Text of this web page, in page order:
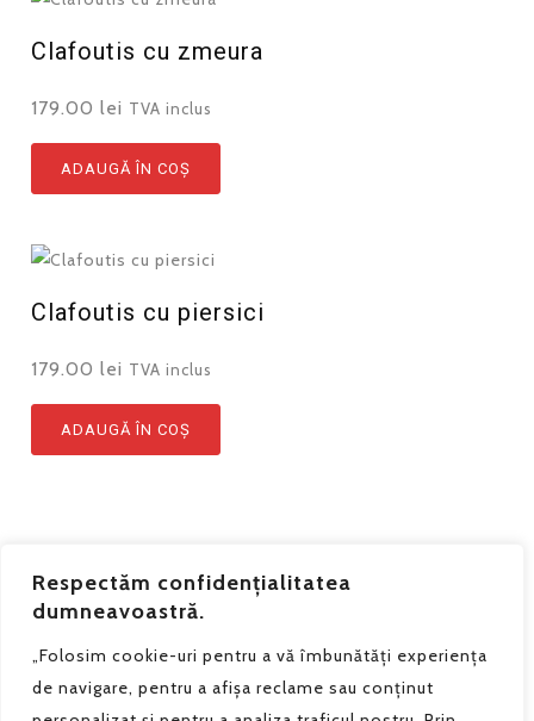
Respectăm confidențialitatea
dumneavoastră.
„Folosim cookie-uri pentru a vă îmbunătăți experiența
de navigare, pentru a afișa reclame sau conținut
Clafoutis cu zmeura
179.00lei TVA inclus
ADAUGĂ ÎN COȘ
Clafoutis cu piersici
179.00lei TVA inclus
ADAUGĂ ÎN COȘ